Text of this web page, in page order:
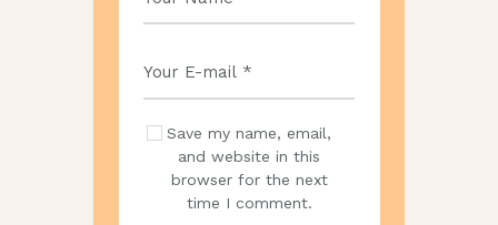
Save my name, email,
and website in this
browser for the next
time I comment.